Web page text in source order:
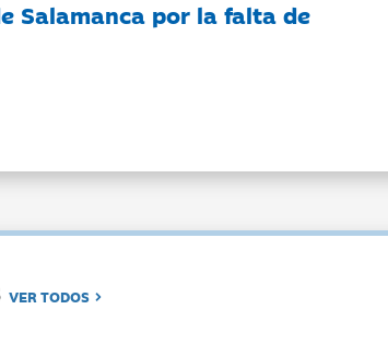
Salamanca por la falta de
VER TODOS